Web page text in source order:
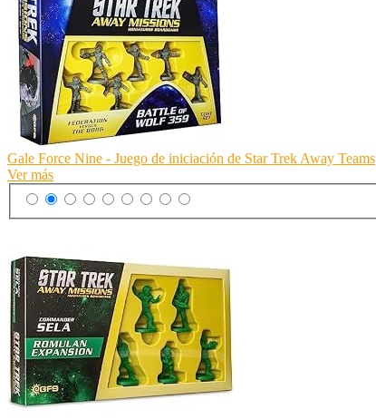
Gale Force Nine - Juego de iniciación de Star Trek Away Teams
Ver más